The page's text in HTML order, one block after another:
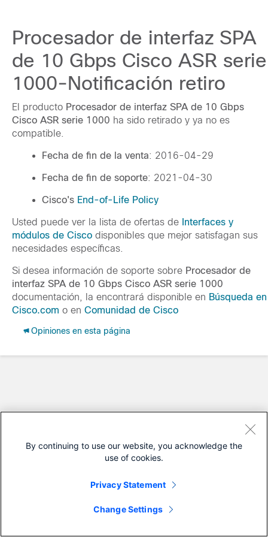
Procesador de interfaz SPA
de 10 Gbps Cisco ASR serie
1000-Notificación retiro
El producto Procesador de interfaz SPA de 10 Gbps
Cisco ASR serie 1000 ha sido retirado y ya no es
compatible.
Fecha de fin de la venta: 2016-04-29
Fecha de fin de soporte: 2021-04-30
Cisco's End-of-Life Policy
Usted puede ver la lista de ofertas de Interfaces y
módulos de Cisco disponibles que mejor satisfagan sus
necesidades específicas.
Si desea información de soporte sobre Procesador de
interfaz SPA de 10 Gbps Cisco ASR serie 1000
documentación, la encontrará disponible en Búsqueda en
Cisco.com o en Comunidad de Cisco
Opiniones en esta página
By continuing to use our website, you acknowledge the
use of cookies.
Privacy Statement
Change Settings